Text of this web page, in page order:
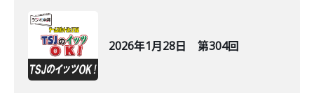
2026年1月28日 第304回